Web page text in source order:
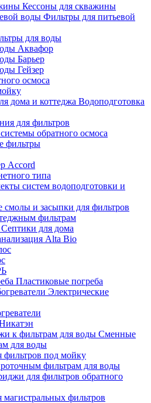
Кессоны для скважины
Фильтры для питьевой
для воды
Аквафор
Барьер
Гейзер
осмоса
Водоподготовка
для фильтров
обратного осмоса
фильтры
Accord
типа
систем водоподготовки и
и засыпки для фильтров
фильтрам
Септики для дома
Alta Bio
Пластиковые погреба
Электрические
Сменные
для воды
фильтров под мойку
фильтрам для воды
для фильтров обратного
фильтров